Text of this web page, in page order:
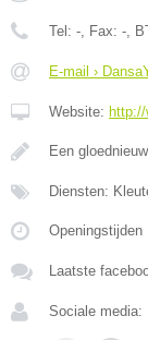
Tel: - , Fax: - ,
E-mail ›
Website: http://
Een
Diensten:
Openingstijden
Laatste
Sociale media: